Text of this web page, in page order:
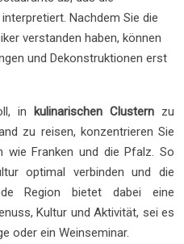
Nachdem Sie die
verstanden haben, können
und Dekonstruktionen erst
in kulinarischen Clustern zu
zu reisen, konzentrieren Sie
wie Franken und die Pfalz. So
optimal verbinden und die
Region bietet dabei eine
Kultur und Aktivität, sei es
oder ein Weinseminar.